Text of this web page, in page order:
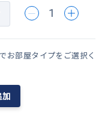
1
お部屋タイプをご選択く